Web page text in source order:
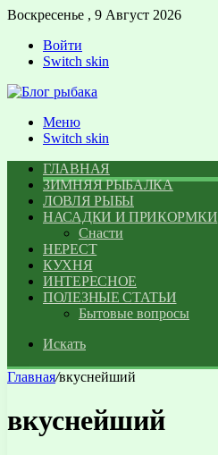
Воскресенье , 9 Август 2026
Войти
Switch skin
Меню
Switch skin
ГЛАВНАЯ
ЗИМНЯЯ РЫБАЛКА
ЛОВЛЯ РЫБЫ
НАСАДКИ И ПРИКОРМКИ
Снасти
НЕРЕСТ
КУХНЯ
ИНТЕРЕСНОЕ
ПОЛЕЗНЫЕ СТАТЬИ
Бытовые вопросы
Искать
Главная/вкуснейший
вкуснейший